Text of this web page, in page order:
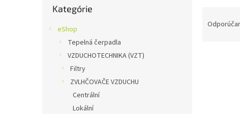
kategórie
Kategórie
eShop
Tepelná čerpadla
VZDUCHOTECHNIKA (VZT)
Filtry
ZVLHČOVAČE VZDUCHU
Centrální
Lokální